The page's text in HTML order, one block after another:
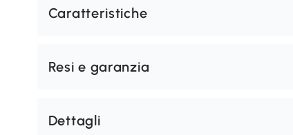
Caratteristiche
Resi e garanzia
Dettagli